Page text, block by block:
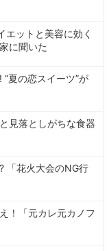
エットと美容に効く
に聞いた
“夏の恋スイーツ”が
見落としがちな食器
「花火大会のNG行
！「元カレ元カノフ